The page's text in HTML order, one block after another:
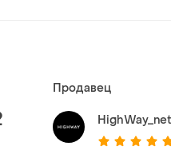
Продавец